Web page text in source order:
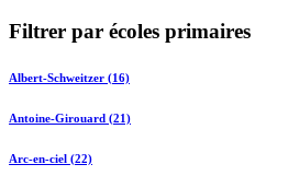
Filtrer par écoles primaires
Albert-Schweitzer (16)
Antoine-Girouard (21)
Arc-en-ciel (22)